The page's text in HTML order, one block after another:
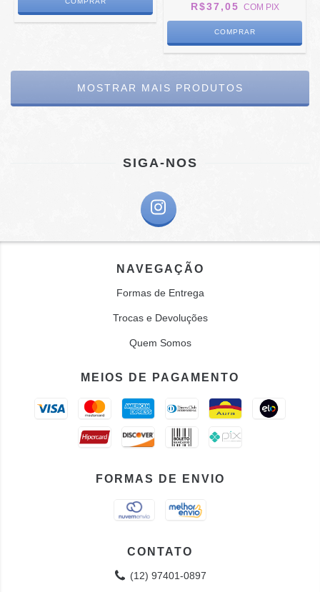
R$37,05 COM PIX
MOSTRAR MAIS PRODUTOS
SIGA-NOS
NAVEGAÇÃO
Formas de Entrega
Trocas e Devoluções
Quem Somos
MEIOS DE PAGAMENTO
FORMAS DE ENVIO
CONTATO
(12) 97401-0897